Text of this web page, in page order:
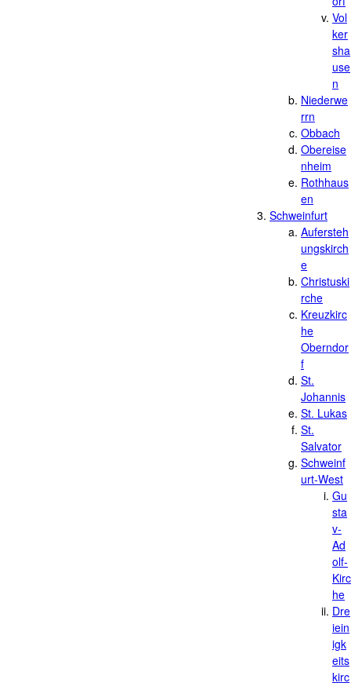
Vol
ker
sha
use
n
Niederwe
rrn
Obbach
Obereise
nheim
Rothhaus
en
Schweinfurt
Aufersteh
ungskirch
e
Christuski
rche
Kreuzkirc
he
Oberndor
f
St.
Johannis
St. Lukas
St.
Salvator
Schweinf
urt-West
Gu
sta
v-
Ad
olf-
Kirc
he
Dre
iein
igk
eits
kirc